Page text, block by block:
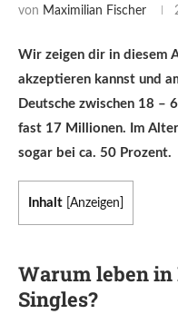
von Maximilian Fischer
Wir zeigen dir in diesem
akzeptieren kannst und
Deutsche zwischen 18 –
fast 17 Millionen. Im
sogar bei ca. 50 Prozent.
Inhalt Anzeigen
Warum leben in
Singles?